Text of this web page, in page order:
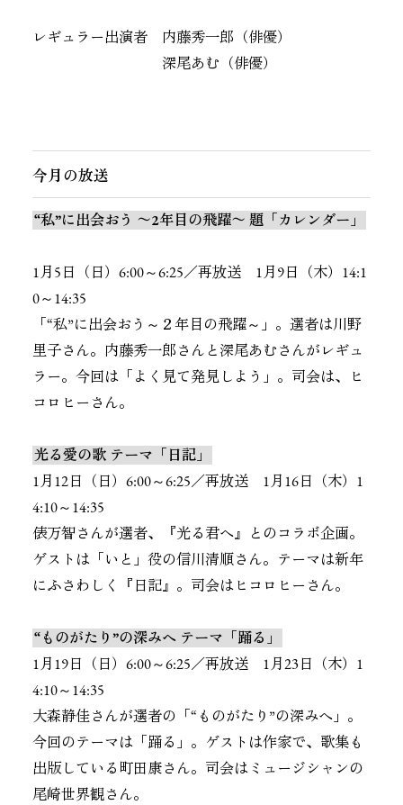
レギュラー出演者 内藤秀一郎（俳優）
深尾あむ（俳優）
今月の放送
“私”に出会おう 〜2年目の飛躍〜 題「カレンダー」
1月5日（日）6:00～6:25／再放送 1月9日（木）14:1
0～14:35
「“私”に出会おう～２年目の飛躍～」。選者は川野
里子さん。内藤秀一郎さんと深尾あむさんがレギュ
ラー。今回は「よく見て発見しよう」。司会は、ヒ
コロヒーさん。
光る愛の歌 テーマ「日記」
1月12日（日）6:00～6:25／再放送 1月16日（木）1
4:10～14:35
俵万智さんが選者、『光る君へ』とのコラボ企画。
ゲストは「いと」役の信川清順さん。テーマは新年
にふさわしく『日記』。司会はヒコロヒーさん。
“ものがたり”の深みへ テーマ「踊る」
1月19日（日）6:00～6:25／再放送 1月23日（木）1
4:10～14:35
大森静佳さんが選者の「“ものがたり”の深みへ」。
今回のテーマは「踊る」。ゲストは作家で、歌集も
出版している町田康さん。司会はミュージシャンの
尾崎世界観さん。